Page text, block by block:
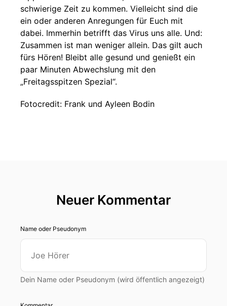
schwierige Zeit zu kommen. Vielleicht sind die
ein oder anderen Anregungen für Euch mit
dabei. Immerhin betrifft das Virus uns alle. Und:
Zusammen ist man weniger allein. Das gilt auch
fürs Hören! Bleibt alle gesund und genießt ein
paar Minuten Abwechslung mit den
„Freitagsspitzen Spezial“.
Fotocredit: Frank und Ayleen Bodin
Neuer Kommentar
Name oder Pseudonym
Dein Name oder Pseudonym (wird öffentlich angezeigt)